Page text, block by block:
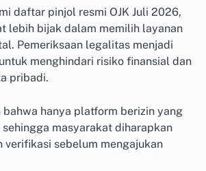
daftar pinjol resmi OJK Juli 2026,
lebih bijak dalam memilih layanan
Pemeriksaan legalitas menjadi
menghindari risiko finansial dan
pribadi.
bahwa hanya platform berizin yang
sehingga masyarakat diharapkan
verifikasi sebelum mengajukan